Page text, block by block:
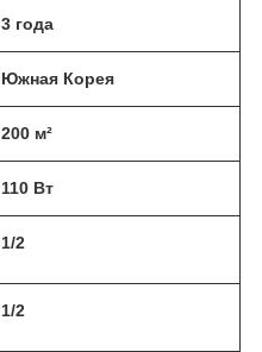
3 года
Южная Корея
200 м²
110 Вт
1/2
1/2